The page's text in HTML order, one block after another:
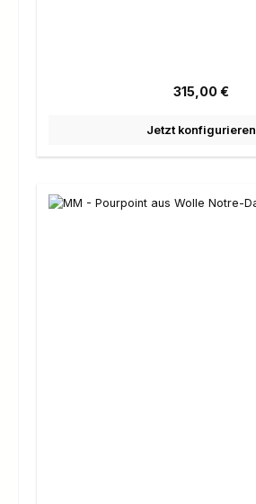
Regulärer
315,00 €
Jetzt konfigurieren